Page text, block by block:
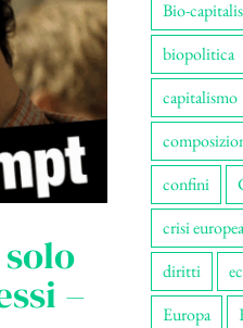
–
Bio-
biopolitica
capitalismo
confini
crisi europea
diritti
Europa